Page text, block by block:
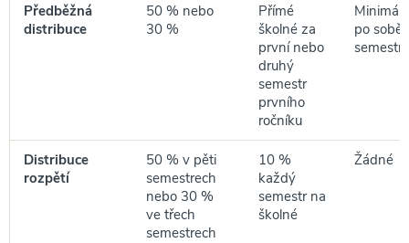
Předběžná
distribuce
50 % nebo
30 %
Přímé
školné za
první nebo
druhý
semestr
prvního
ročníku
po sobě
semestry
Distribuce
rozpětí
50 % v pěti
semestrech
nebo 30 %
ve třech
semestrech
10 %
každý
semestr na
školné
Žádné